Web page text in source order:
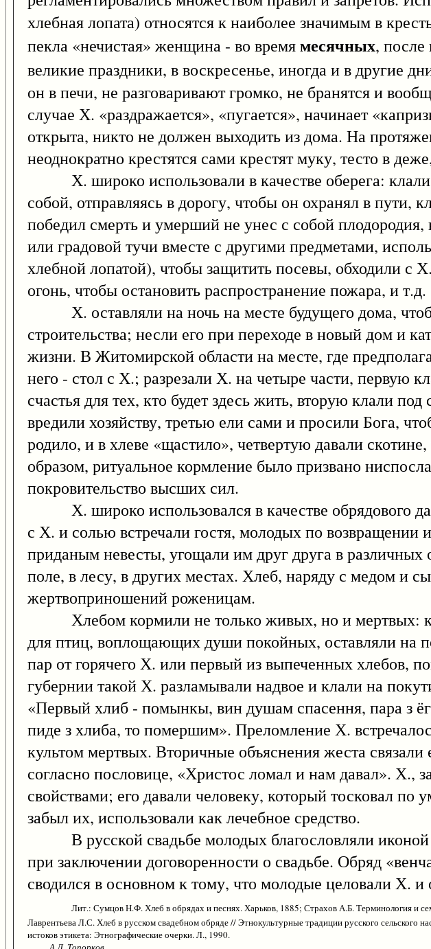
хлебная лопата) относятся к наиболее значимым в
пекла «нечистая» женщина - во времямесячных, после
великие праздники, в воскресенье, иногда и в другие
он в печи, не разговаривают громко, не бранятся и
случае Х. «раздражается», «пугается», начинает
открыта, никто не должен выходить из дома. На
неоднократно крестятся сами крестят муку, тесто в
Х. широко использовали в качестве оберега: клали
собой, отправляясь в дорогу, чтобы он охранял в пути,
победил смерть и умерший не унес с собой
или градовой тучи вместе с другими предметами,
хлебной лопатой), чтобы защитить посевы, обходили с
огонь, чтобы остановить распространение пожара, и т.д.
Х. оставляли на ночь на месте будущего дома,
строительства; несли его при переходе в новый дом и
жизни. В Житомирской области на месте, где
него - стол с Х.; разрезали Х. на четыре части, первую
счастья для тех, кто будет здесь жить, вторую клали
вредили хозяйству, третью ели сами и просили Бога,
родило, и в хлеве «щастило», четвертую давали
образом, ритуальное кормление было призвано
покровительство высших сил.
Х. широко использовался в качестве обрядового
с Х. и солью встречали гостя, молодых по возвращении
приданым невесты, угощали им друг друга в различных
поле, в лесу, в других местах. Хлеб, наряду с медом и
жертвоприношений роженицам.
Хлебом кормили не только живых, но и мертвых:
для птиц, воплощающих души покойных, оставляли на
пар от горячего Х. или первый из выпеченных хлебов,
губернии такой Х. разламывали надвое и клали на
«Первый хлиб - помынкы, вин душам спасення, пара з
пиде з хлиба, то помершим». Преломление Х.
культом мертвых. Вторичные объяснения жеста
согласно пословице, «Христос ломал и нам давал». Х.,
свойствами; его давали человеку, который тосковал
забыл их, использовали как лечебное средство.
В русской свадьбе молодых благословляли иконой
при заключении договоренности о свадьбе. Обряд
сводился в основном к тому, что молодые целовали Х.
Лит.: Сумцов Н.Ф. Хлеб в обрядах и песнях. Харьков, 1885; Страхов А.Б. Терминология и
Лаврентьева Л.С. Хлеб в русском свадебном обряде // Этнокультурные традиции русского сельского
истоков этикета: Этнографические очерки. Л., 1990.